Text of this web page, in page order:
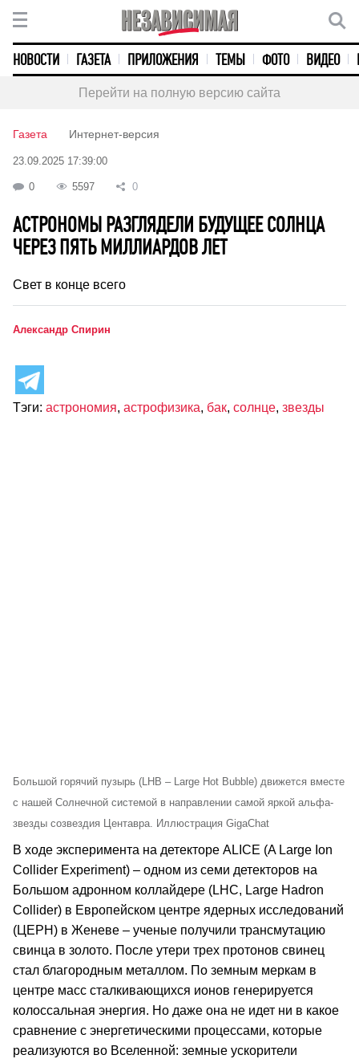
НОВОСТИ ГАЗЕТА ПРИЛОЖЕНИЯ ТЕМЫ ФОТО ВИДЕО
Перейти на полную версию сайта
Газета Интернет-версия
23.09.2025 17:39:00
0 5597 0
АСТРОНОМЫ РАЗГЛЯДЕЛИ БУДУЩЕЕ СОЛНЦА
ЧЕРЕЗ ПЯТЬ МИЛЛИАРДОВ ЛЕТ
Свет в конце всего
Александр Спирин
Тэги: астрономия, астрофизика, бак, солнце, звезды
Большой горячий пузырь (LHB – Large Hot Bubble) движется вместе
с нашей Солнечной системой в направлении самой яркой альфа-
звезды созвездия Центавра. Иллюстрация GigaChat
В ходе эксперимента на детекторе ALICE (A Large Ion
Collider Experiment) – одном из семи детекторов на
Большом адронном коллайдере (LНС, Large Hadron
Collider) в Европейском центре ядерных исследований
(ЦЕРН) в Женеве – ученые получили трансмутацию
свинца в золото. После утери трех протонов свинец
стал благородным металлом. По земным меркам в
центре масс сталкивающихся ионов генерируется
колоссальная энергия. Но даже она не идет ни в какое
сравнение с энергетическими процессами, которые
реализуются во Вселенной: земные ускорители